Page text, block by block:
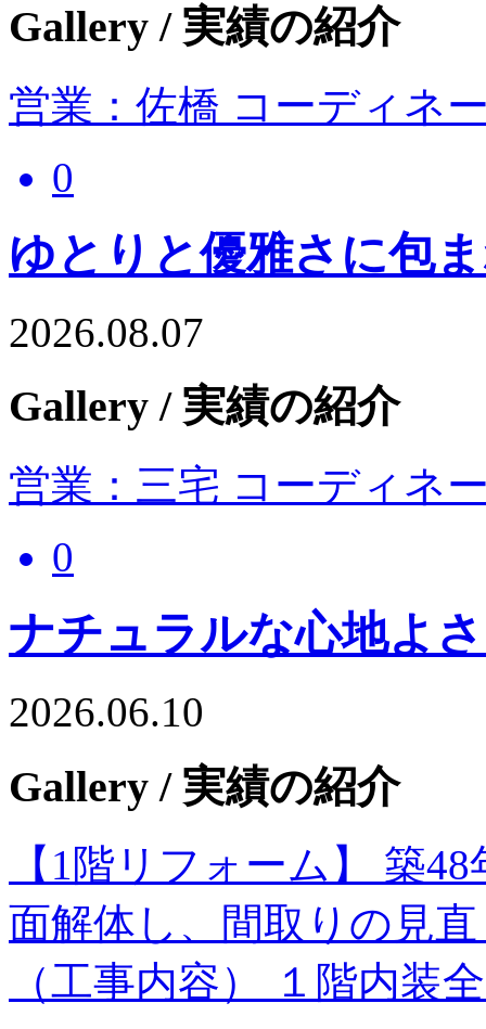
Gallery / 実績の紹介
営業：佐橋 コーディネ
0
ゆとりと優雅さに包
2026.08.07
Gallery / 実績の紹介
営業：三宅 コーディネ
0
ナチュラルな心地よ
2026.06.10
Gallery / 実績の紹介
【1階リフォーム】 築
面解体し、間取りの見
（工事内容） １階内装